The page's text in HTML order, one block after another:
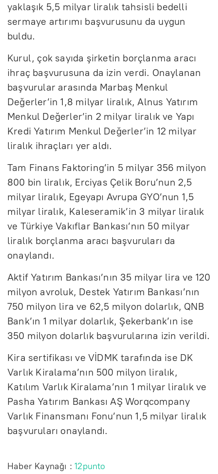
yaklaşık 5,5 milyar liralık tahsisli bedelli
sermaye artırımı başvurusunu da uygun
buldu.
Kurul, çok sayıda şirketin borçlanma aracı
ihraç başvurusuna da izin verdi. Onaylanan
başvurular arasında Marbaş Menkul
Değerler’in 1,8 milyar liralık, Alnus Yatırım
Menkul Değerler’in 2 milyar liralık ve Yapı
Kredi Yatırım Menkul Değerler’in 12 milyar
liralık ihraçları yer aldı.
Tam Finans Faktoring’in 5 milyar 356 milyon
800 bin liralık, Erciyas Çelik Boru’nun 2,5
milyar liralık, Egeyapı Avrupa GYO’nun 1,5
milyar liralık, Kaleseramik’in 3 milyar liralık
ve Türkiye Vakıflar Bankası’nın 50 milyar
liralık borçlanma aracı başvuruları da
onaylandı.
Aktif Yatırım Bankası’nın 35 milyar lira ve 120
milyon avroluk, Destek Yatırım Bankası’nın
750 milyon lira ve 62,5 milyon dolarlık, QNB
Bank’ın 1 milyar dolarlık, Şekerbank’ın ise
350 milyon dolarlık başvurularına izin verildi.
Kira sertifikası ve VİDMK tarafında ise DK
Varlık Kiralama’nın 500 milyon liralık,
Katılım Varlık Kiralama’nın 1 milyar liralık ve
Pasha Yatırım Bankası AŞ Worqcompany
Varlık Finansmanı Fonu’nun 1,5 milyar liralık
başvuruları onaylandı.
Haber Kaynağı :12punto